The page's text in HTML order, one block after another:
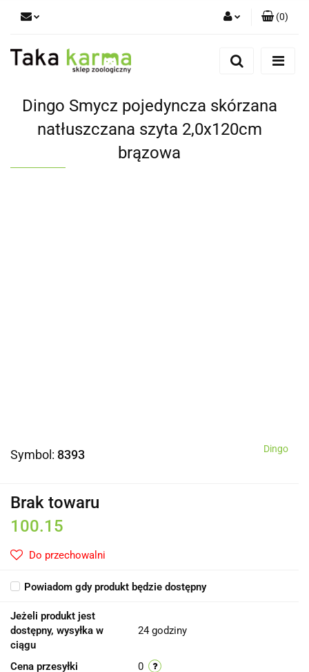
Zaloguj się
Zgody cookies
(0)
Dingo Smycz pojedyncza skórzana
natłuszczana szyta 2,0x120cm
brązowa
Symbol: 8393 Dingo
Brak towaru
100.15
Do przechowalni
Powiadom gdy produkt będzie dostępny
Jeżeli produkt jest
dostępny, wysyłka w
ciągu
24 godziny
Cena przesyłki 0